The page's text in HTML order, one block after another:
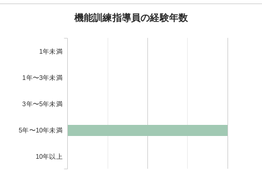
機能訓練指導員の経験年数
1年未満
1年〜3年未満
3年〜5年未満
5年〜10年未満
10年以上